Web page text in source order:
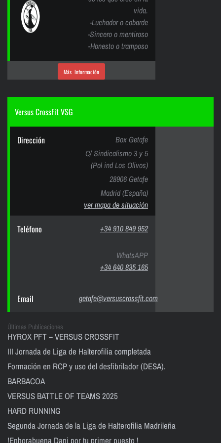
vida.
-Luchador o cobarde
-Sincero o mentiroso
-Honesto o tramposo
Más Información
Versus CrossFit VSG
Dirección
Box Getafe
C/ Sindicalismo 3 y 5
(Pol ind Los Olivos)
28906 Getafe
Madrid (España)
ver mapa de situación
Teléfono +34 910 849 952
WhatsAPP
+34 640 835 165
Email getafe@versuscrossfit.com
Últimas Publicaciones
HYROX PFT – VERSUS CROSSFIT
III Jornada de Liga de Halterofilia completada
Formación en RCP y uso del desfibrilador (DESA).
BARBACOA
VERSUS BATTLE OF TEAMS 2025
HARD RUNNING
Segunda Jornada de la Liga de Halterofilia Madrileña
!Enhorabuena Dani por tu primer puesto !